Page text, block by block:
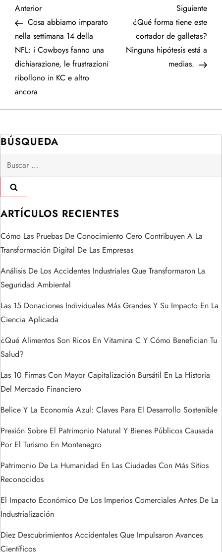
N
a
v
e
g
a
c
i
ó
n
d
e
e
n
t
r
a
d
a
s
Entrada
anterior
Anterior
Cosa abbiamo imparato
nella settimana 14 della
NFL: i Cowboys fanno una
dichiarazione, le frustrazioni
ribollono in KC e altro
ancora
Siguiente
¿Qué forma tiene este
cortador de galletas?
Ninguna hipótesis está a
medias.
BÚSQUEDA
Buscar:
ARTÍCULOS RECIENTES
Cómo Las Pruebas De Conocimiento Cero Contribuyen A La
Transformación Digital De Las Empresas
Análisis De Los Accidentes Industriales Que Transformaron La
Seguridad Ambiental
Las 15 Donaciones Individuales Más Grandes Y Su Impacto En La
Ciencia Aplicada
¿Qué Alimentos Son Ricos En Vitamina C Y Cómo Benefician Tu
Salud?
Las 10 Firmas Con Mayor Capitalización Bursátil En La Historia
Del Mercado Financiero
Belice Y La Economía Azul: Claves Para El Desarrollo Sostenible
Presión Sobre El Patrimonio Natural Y Bienes Públicos Causada
Por El Turismo En Montenegro
Patrimonio De La Humanidad En Las Ciudades Con Más Sitios
Reconocidos
El Impacto Económico De Los Imperios Comerciales Antes De La
Industrialización
Diez Descubrimientos Accidentales Que Impulsaron Avances
Científicos